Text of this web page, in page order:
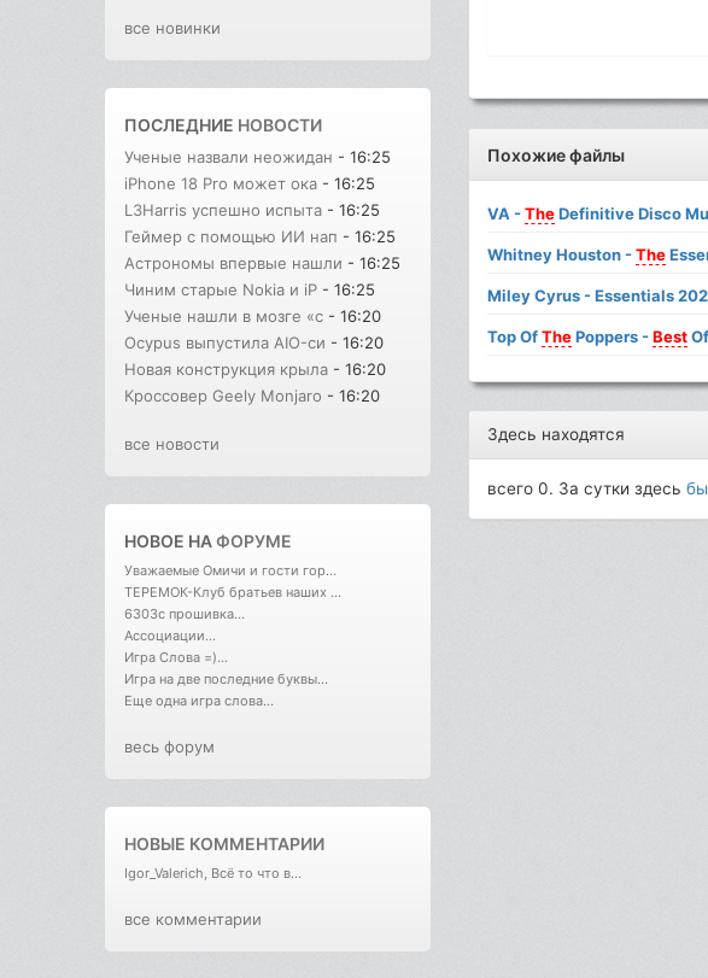
все новинки
ПОСЛЕДНИЕ НОВОСТИ
Ученые назвали неожидан - 16:25
iPhone 18 Pro может ока - 16:25
L3Harris успешно испыта - 16:25
Геймер с помощью ИИ нап - 16:25
Астрономы впервые нашли - 16:25
Чиним старые Nokia и iP - 16:25
Ученые нашли в мозге «с - 16:20
Ocypus выпустила AIO-си - 16:20
Новая конструкция крыла - 16:20
Кроссовер Geely Monjaro - 16:20
все новости
НОВОЕ НАФОРУМЕ
Уважаемые Омичи и гости гор...
ТЕРЕМОК-Клуб братьев наших ...
6303с прошивка...
Ассоциации...
Игра Слова =)...
Игра на две последние буквы...
Еще одна игра слова...
весь форум
НОВЫЕ КОММЕНТАРИИ
Igor_Valerich, Всё то что в...
все комментарии
Похожие файлы
VA -TheDefinitive Disco
Whitney Houston -The
Miley Cyrus - Essentials
Top OfThePoppers -Best
Здесь находятся
всего 0. За сутки здесь